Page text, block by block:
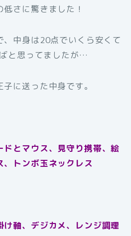
さに驚きました！
、中身は20点でいくら安くて
と思ってましたが…
に送った中身です。
ドとマウス、見守り携帯、絵
トンボ玉ネックレス
軸、デジカメ、レンジ調理